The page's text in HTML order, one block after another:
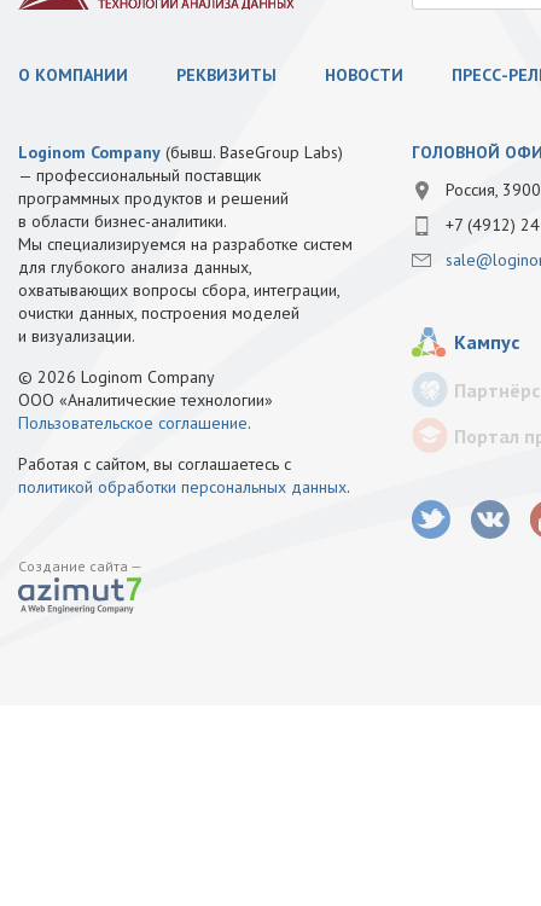
О КОМПАНИИ РЕКВИЗИТЫ НОВОСТИ ПРЕСС-
Loginom Company (бывш. BaseGroup Labs)
— профессиональный поставщик
программных продуктов и решений
в области бизнес-аналитики.
Мы специализируемся на разработке систем
для глубокого анализа данных,
охватывающих вопросы сбора, интеграции,
очистки данных, построения моделей
и визуализации.
© 2026 Loginom Company
ООО «Аналитические технологии»
Пользовательское соглашение.
Работая с сайтом, вы соглашаетесь с
политикой обработки персональных данных.
Создание сайта —
ГОЛОВНОЙ
Россия,
+7 (4912)
Кампус
Портал